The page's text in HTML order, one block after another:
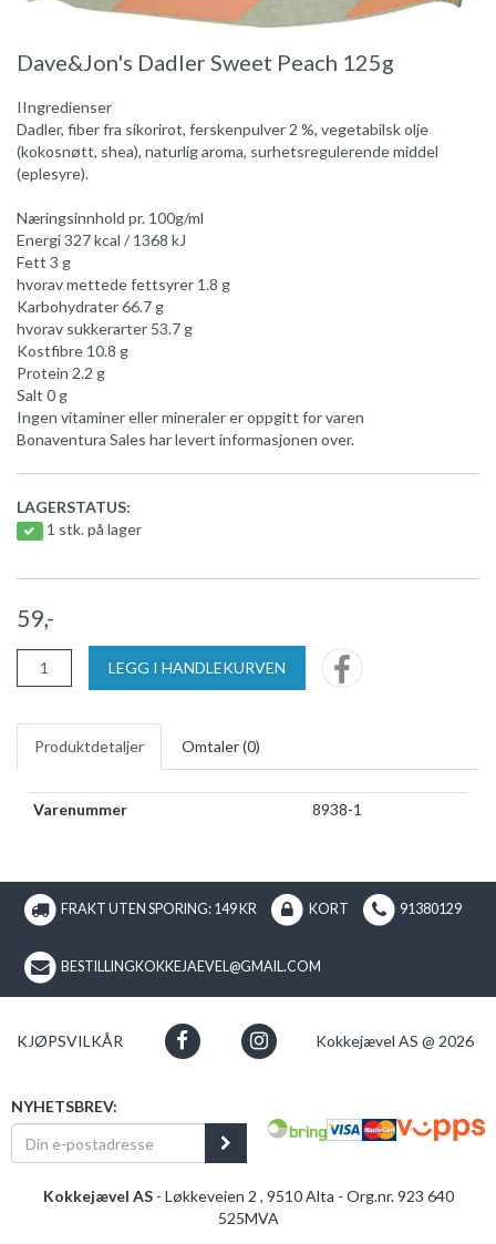
Dave&Jon's Dadler Sweet Peach 125g
IIngredienser
Dadler, fiber fra sikorirot, ferskenpulver 2 %, vegetabilsk olje
(kokosnøtt, shea), naturlig aroma, surhetsregulerende middel
(eplesyre).
Næringsinnhold pr. 100g/ml
Energi 327 kcal / 1368 kJ
Fett 3 g
hvorav mettede fettsyrer 1.8 g
Karbohydrater 66.7 g
hvorav sukkerarter 53.7 g
Kostfibre 10.8 g
Protein 2.2 g
Salt 0 g
Ingen vitaminer eller mineraler er oppgitt for varen
Bonaventura Sales har levert informasjonen over.
LAGERSTATUS:
1 stk. på lager
59,-
LEGG I HANDLEKURVEN
Produktdetaljer Omtaler (0)
Varenummer 8938-1
FRAKT UTEN SPORING: 149 KR KORT 91380129
BESTILLINGKOKKEJAEVEL@GMAIL.COM
KJØPSVILKÅR Kokkejævel AS @ 2026
NYHETSBREV:
Kokkejævel AS- Løkkeveien 2 , 9510 Alta - Org.nr. 923 640
525MVA